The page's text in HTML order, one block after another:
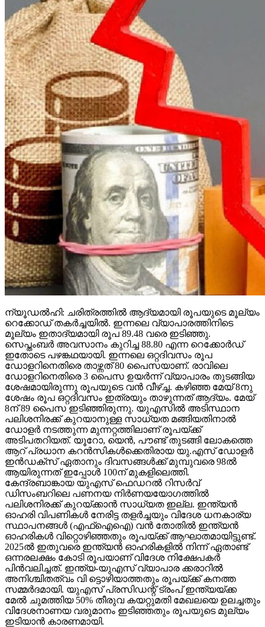
ന്യൂഡല്‍ഹി: ചരിത്രത്തില്‍ ആദ്യമായി രൂപയുടെ മൂല്യം
റെക്കോഡ് തകര്‍ച്ചയില്‍. ഇന്നലെ വ്യാപാരത്തിനിടെ
മൂല്യം ഇതാദ്യമായി രൂപ 89.48 വരെ ഇടിഞ്ഞു.
സെപ്തംബര്‍ അവസാനം കുറിച്ച 88.80 എന്ന റെക്കോര്‍ഡ്
ഇതോടെ പഴങ്കഥയായി. ഇന്നലെ ഒറ്റദിവസം രൂപ
ഡോളറിനെതിരെ താഴ്ന്നത് 80 പൈസയാണ്. രാവിലെ
ഡോളറിനെതിരെ 3 പൈസ ഉയര്‍ന്ന് വ്യാപാരം തുടങ്ങിയ
ശേഷമായിരുന്നു രൂപയുടെ വന്‍ വീഴ്ച്ച. കഴിഞ്ഞ മേയ് 8നു
ശേഷം രൂപ ഒറ്റദിവസം ഇത്രയും താഴുന്നത് ആദ്യം. മേയ്
8ന് 89 പൈസ ഇടിഞ്ഞിരുന്നു. യുഎസില്‍ അടിസ്ഥാന
പലിശനിരക്ക് കുറയാനുള്ള സാധ്യത മങ്ങിയതിനാല്‍
ഡോളര്‍ നടത്തുന്ന മുന്നറ്റത്തിലാണ് രൂപയ്ക്ക്
അടിപതറിയത്. യൂറോ, യെന്‍, പൗണ്ട് തുടങ്ങി ലോകത്തെ
ആറ് പ്രധാന കറന്‍സികള്‍ക്കെതിരായ യു.എസ് ഡോളര്‍
ഇന്‍ഡക്‌സ് ഏതാനും ദിവസങ്ങള്‍ക്ക് മുമ്പുവരെ 98ല്‍
ആയിരുന്നത് ഇപ്പോള്‍ 100ന് മുകളിലെത്തി.
കേന്ദ്രബാങ്കായ യുഎസ് ഫെഡറല്‍ റിസര്‍വ്
ഡിസംബറിലെ പണനയ നിര്‍ണയയോഗത്തില്‍
പലിശനിരക്ക് കുറയ്ക്കാന്‍ സാധ്യത ഇല്ല. ഇന്ത്യന്‍
ഓഹരി വിപണികള്‍ നേരിട്ട തളര്‍ച്ചയും വിദേശ ധനകാര്യ
സ്ഥാപനങ്ങള്‍ (എഫ്‌ഐഐ) വന്‍ തോതില്‍ ഇന്ത്യന്‍
ഓഹരികള്‍ വിറ്റൊഴിഞ്ഞതും രൂപയ്ക്ക് ആഘാതമായിട്ടുണ്ട്.
2025ല്‍ ഇതുവരെ ഇന്ത്യന്‍ ഓഹരികളില്‍ നിന്ന് ഏതാണ്ട്
ഒന്നരലക്ഷം കോടി രൂപയാണ് വിദേശ നിക്ഷേപകര്‍
പിന്‍വലിച്ചത്. ഇന്ത്യ-യുഎസ് വ്യാപാര ക്കരാറില്‍
അനിശ്ചിതത്വം വി ട്ടൊഴിയാത്തതും രൂപയ്ക്ക് കനത്ത
സമ്മര്‍ദമായി. യുഎസ് പ്രസിഡന്റ് ട്രംപ് ഇന്ത്യയ്ക്ക
മേല്‍ ചുമത്തിയ 50% തീരുവ കയറ്റുമതി മേഖലയെ ഉലച്ചതും
വിദേശനാണയ വരുമാനം ഇടിഞ്ഞതും രൂപയുടെ മുല്യം
ഇടിയാന്‍ കാരണമായി.